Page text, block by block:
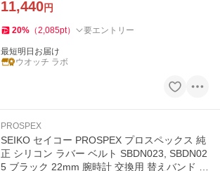
11,440円
20% （2,085pt） 要エントリー
最短明日お届け
ウオッチ ラボ
PROSPEX
SEIKO セイコー PROSPEX プロスペックス 純
正 シリコン ラバー ベルト SBDN023, SBDN02
5 ブラック 22mm 腕時計 交換用 替えバンド R